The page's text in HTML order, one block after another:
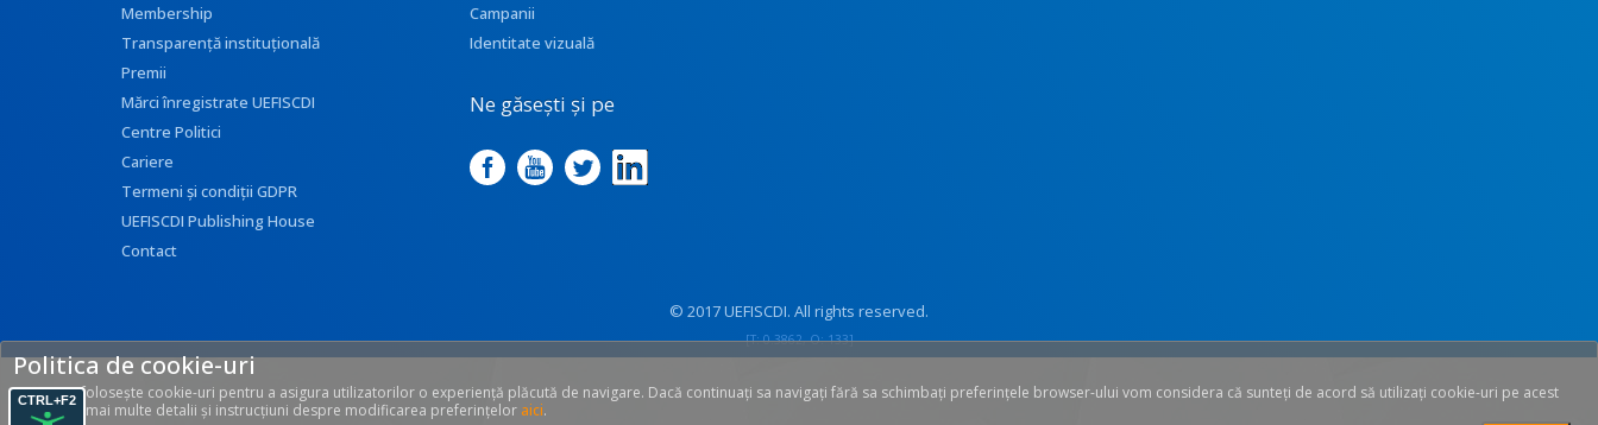
CTRL+F2
Membership
Transparenţă instituţională
Premii
Mărci înregistrate UEFISCDI
Centre Politici
Cariere
Termeni și condiții GDPR
UEFISCDI Publishing House
Contact
Campanii
Identitate vizuală
Ne găsești și pe
© 2017 UEFISCDI. All rights reserved.
[T: 0.3862, O: 133]
Politica de cookie-uri
Acest site folosește cookie-uri pentru a asigura utilizatorilor o experiență plăcută de navigare. Dacă continuați sa navigați fără sa schimbați preferințele browser-ului vom considera că sunteți de acord să utilizați cookie-uri pe acest
site. Găsiți mai multe detalii și instrucțiuni despre modificarea preferințelor aici.